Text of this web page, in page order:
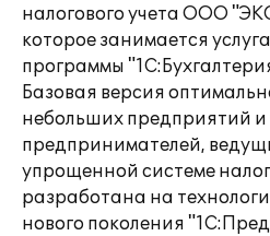
налогового учета ООО
которое занимается
программы
Базовая версия
небольших предприятий и
предпринимателей,
упрощенной системе
разработана на
нового поколения